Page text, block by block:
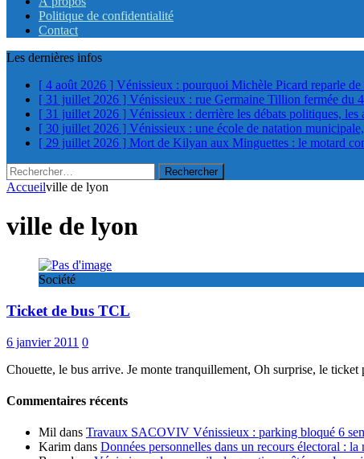
Politique de confidentialité
Contact
Les dernières infos
[ 4 août 2026 ] Vénissieux : pourquoi Michèle Picard reparle de
[ 31 juillet 2026 ] Vénissieux : rue Germaine Tillion fermée du
[ 31 juillet 2026 ] Vénissieux : derrière les débats politiques, les
[ 30 juillet 2026 ] Vénissieux : une école de natation
[ 29 juillet 2026 ] Mort de Kilyan aux Minguettes : le motard
Rechercher :
Accueilville de lyon
ville de lyon
Société
Ticket de bus TCL
6 janvier 2011 0
Chouette, le bus arrive. Je monte tranquillement, Oh surprise, le
Commentaires récents
Mil dans Travaux SACOVIV Vénissieux : parking bloqué 6
Karim dans Données personnelles dans un recours électoral :